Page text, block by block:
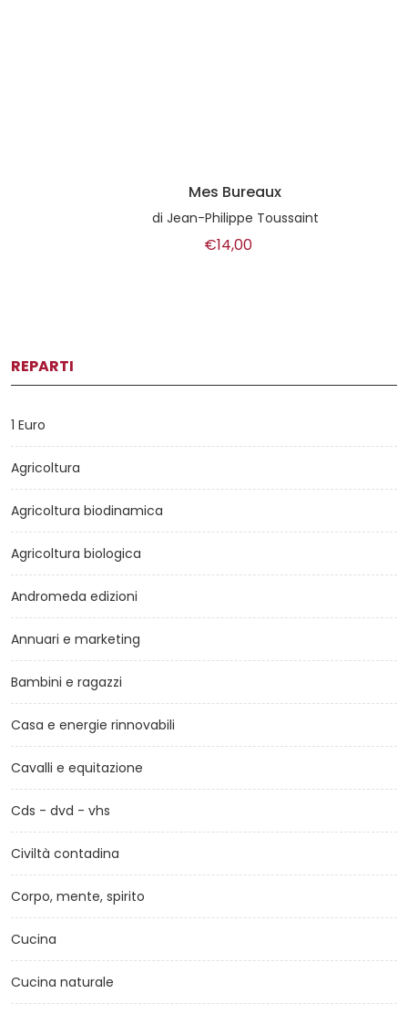
Mes Bureaux
Jean-Philippe Toussaint
€14,00
REPARTI
1 Euro
Agricoltura
Agricoltura biodinamica
Agricoltura biologica
Andromeda edizioni
Annuari e marketing
Bambini e ragazzi
Casa e energie rinnovabili
Cavalli e equitazione
Cds - dvd - vhs
Civiltà contadina
Corpo, mente, spirito
Cucina
Cucina naturale